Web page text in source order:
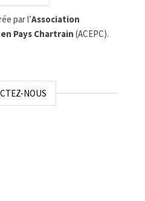
par l’Association
Pays Chartrain (ACEPC).
NOUS